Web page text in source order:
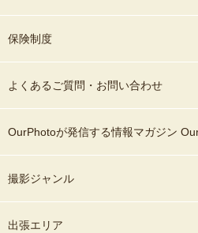
保険制度
よくあるご質問・お問い合わせ
OurPhotoが発信する情報マガジン
撮影ジャンル
出張エリア